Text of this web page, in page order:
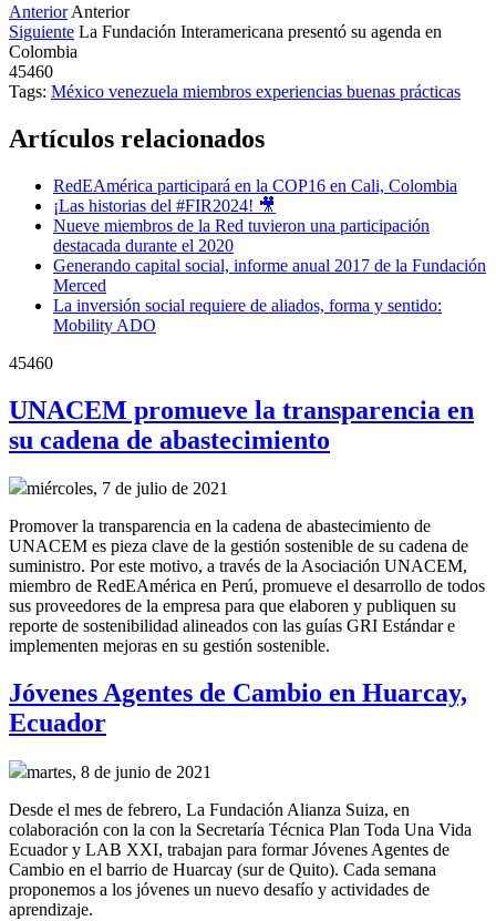
Anterior Anterior
Siguiente La Fundación Interamericana presentó su agenda en
Colombia
45460
Tags: México venezuela miembros experiencias buenas prácticas
Artículos relacionados
RedEAmérica participará en la COP16 en Cali, Colombia
¡Las historias del #FIR2024! 🎥
Nueve miembros de la Red tuvieron una participación
destacada durante el 2020
Generando capital social, informe anual 2017 de la Fundación
Merced
La inversión social requiere de aliados, forma y sentido:
Mobility ADO
45460
UNACEM promueve la transparencia en
su cadena de abastecimiento
miércoles, 7 de julio de 2021
Promover la transparencia en la cadena de abastecimiento de
UNACEM es pieza clave de la gestión sostenible de su cadena de
suministro. Por este motivo, a través de la Asociación UNACEM,
miembro de RedEAmérica en Perú, promueve el desarrollo de todos
sus proveedores de la empresa para que elaboren y publiquen su
reporte de sostenibilidad alineados con las guías GRI Estándar e
implementen mejoras en su gestión sostenible.
Jóvenes Agentes de Cambio en Huarcay,
Ecuador
martes, 8 de junio de 2021
Desde el mes de febrero, La Fundación Alianza Suiza, en
colaboración con la con la Secretaría Técnica Plan Toda Una Vida
Ecuador y LAB XXI, trabajan para formar Jóvenes Agentes de
Cambio en el barrio de Huarcay (sur de Quito). Cada semana
proponemos a los jóvenes un nuevo desafío y actividades de
aprendizaje.